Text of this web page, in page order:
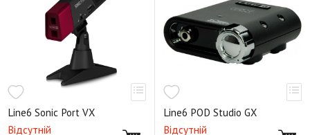
Line6 Sonic Port VX
Відсутній
Line6 POD Studio GX
Відсутній